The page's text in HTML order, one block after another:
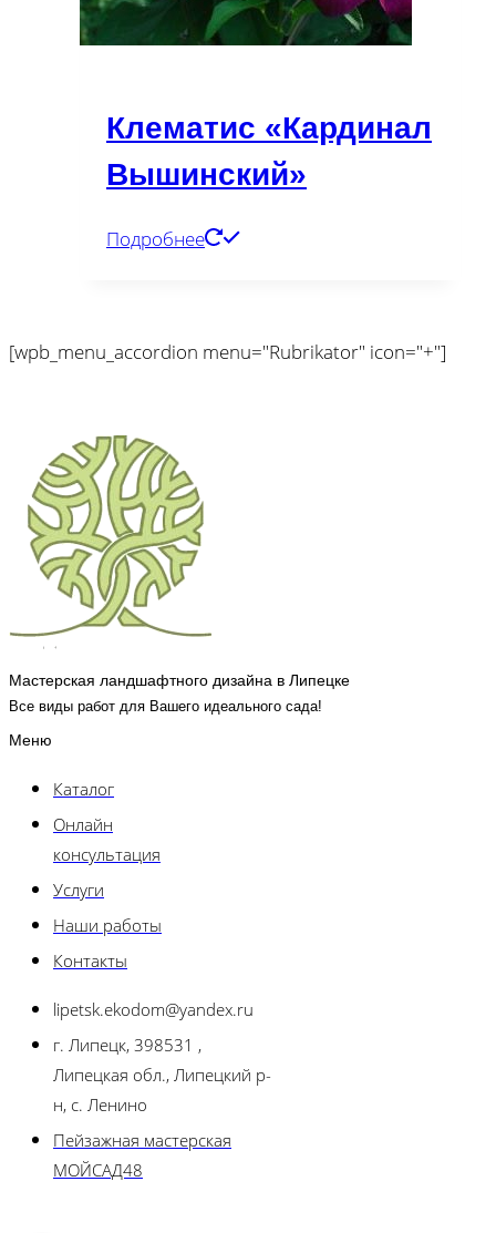
Клематис «Кардинал
Вышинский»
Подробнее
[wpb_menu_accordion menu="Rubrikator" icon="+"]
Мастерская ландшафтного дизайна в Липецке
Все виды работ для Вашего идеального сада!
Меню
Каталог
Онлайн
консультация
Услуги
Наши работы
Контакты
lipetsk.ekodom@yandex.ru
г. Липецк, 398531 ,
Липецкая обл., Липецкий р-
н, с. Ленино
Пейзажная мастерская
МОЙСАД48